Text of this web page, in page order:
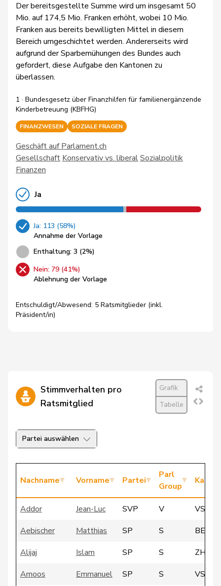
Der bereitsgestellte Summe wird um insgesamt 50
Mio. auf 174,5 Mio. Franken erhöht, wobei 10 Mio.
Franken aus bereits bewilligten Mittel in diesem
Bereich umgeschichtet werden. Andererseits wird
aufgrund der Sparbemühungen des Bundes auch
gefordert, diese Aufgabe den Kantonen zu
überlassen.
1 · Bundesgesetz über Finanzhilfen für familienergänzende
Kinderbetreuung (KBFHG)
FINANZWESEN SOZIALE FRAGEN
Geschäft auf Parlament.ch
Gesellschaft Konservativ vs. liberalSozialpolitik
Finanzen
Ja
Ja: 113 (58%)
Annahme der Vorlage
Enthaltung: 3 (2%)
Nein: 79 (41%)
Ablehnung der Vorlage
Entschuldigt/Abwesend: 5 Ratsmitglieder (inkl.
Präsident/in)
Stimmverhalten pro
Ratsmitglied
Grafik
Tabelle
Partei auswählen
Nachname Vorname Partei
Parl
Group
Addor Jean-Luc SVP V
VS
Aebischer
Matthias SP S
BE
Alijaj
Islam SP S
ZH
Amoos
Emmanuel SP S
VS